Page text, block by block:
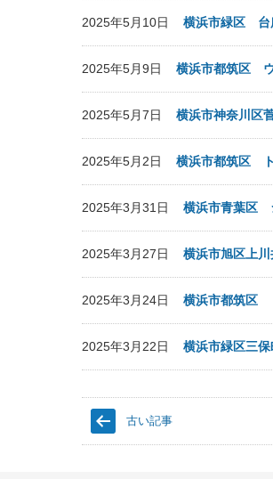
2025年5月10日 横浜市緑区 台
2025年5月9日 横浜市都筑区
2025年5月7日 横浜市神奈川区
2025年5月2日 横浜市都筑区
2025年3月31日 横浜市青葉区
2025年3月27日 横浜市旭区上
2025年3月24日 横浜市都筑区
2025年3月22日 横浜市緑区三
古い記事